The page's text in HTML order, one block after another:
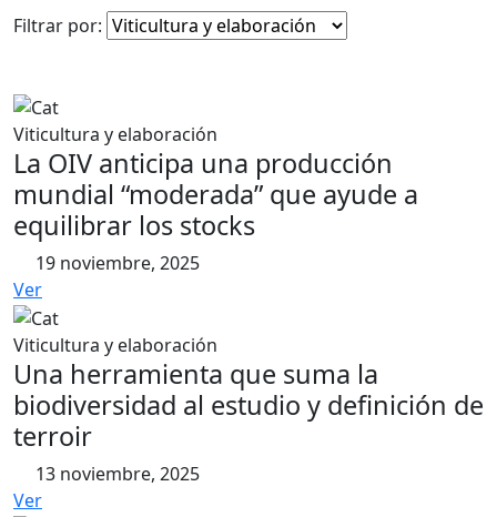
Filtrar por:
Viticultura y elaboración
La OIV anticipa una producción
mundial “moderada” que ayude a
equilibrar los stocks
19 noviembre, 2025
Ver
Viticultura y elaboración
Una herramienta que suma la
biodiversidad al estudio y definición de
terroir
13 noviembre, 2025
Ver